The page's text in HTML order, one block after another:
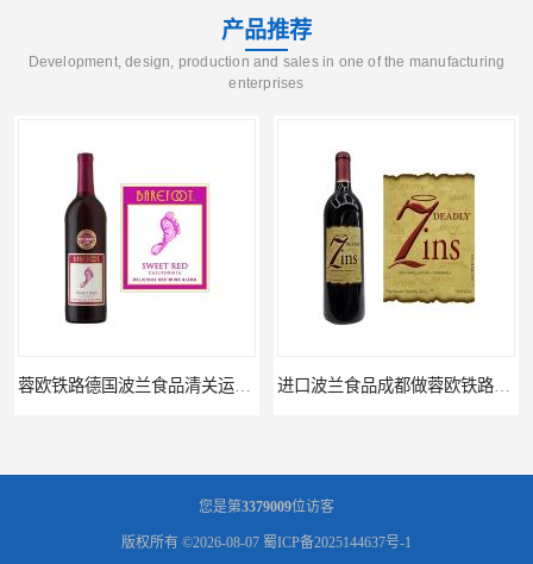
产品推荐
Development, design, production and sales in one of the manufacturing
enterprises
您是第3379009位访客
版权所有 ©2026-08-07 蜀ICP备2025144637号-1